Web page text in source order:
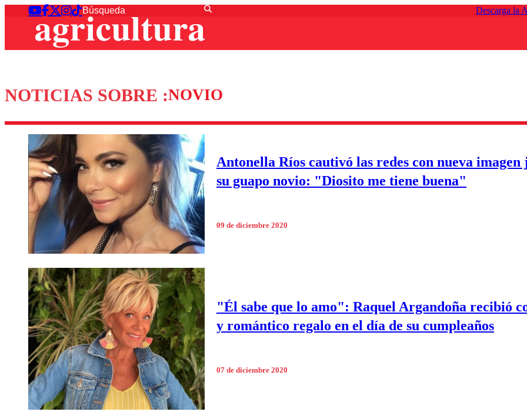
Descarga la
NOTICIAS SOBRE :NOVIO
Antonella Ríos cautivó las redes con nueva imagen
su guapo novio: "Diosito me tiene buena"
09 de diciembre 2020
"Él sabe que lo amo": Raquel Argandoña recibió
y romántico regalo en el día de su cumpleaños
07 de diciembre 2020